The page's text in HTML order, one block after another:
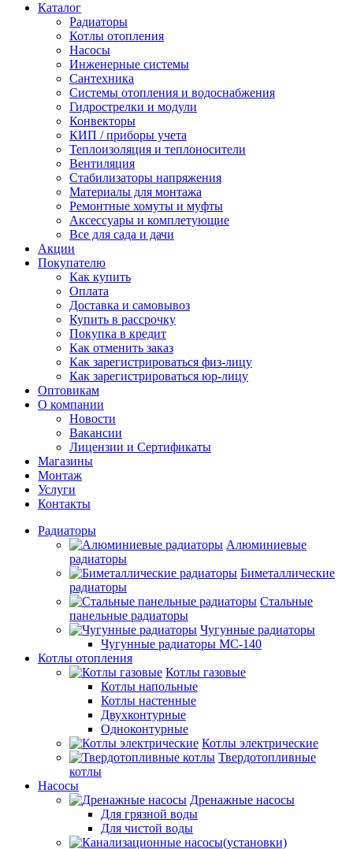
Каталог
Радиаторы
Котлы отопления
Насосы
Инженерные системы
Сантехника
Системы отопления и водоснабжения
Гидрострелки и модули
Конвекторы
КИП / приборы учета
Теплоизоляция и теплоносители
Вентиляция
Стабилизаторы напряжения
Материалы для монтажа
Ремонтные хомуты и муфты
Аксессуары и комплетующие
Все для сада и дачи
Акции
Покупателю
Как купить
Оплата
Доставка и самовывоз
Купить в рассрочку
Покупка в кредит
Как отменить заказ
Как зарегистрироваться физ-лицу
Как зарегистрироваться юр-лицу
Оптовикам
О компании
Новости
Вакансии
Лицензии и Сертификаты
Магазины
Монтаж
Услуги
Контакты
Радиаторы
Алюминиевые
радиаторы
Биметаллические
радиаторы
Стальные
панельные радиаторы
Чугунные радиаторы
Чугунные радиаторы МС-140
Котлы отопления
Котлы газовые
Котлы напольные
Котлы настенные
Двухконтурные
Одноконтурные
Котлы электрические
Твердотопливные
котлы
Насосы
Дренажные насосы
Для грязной воды
Для чистой воды